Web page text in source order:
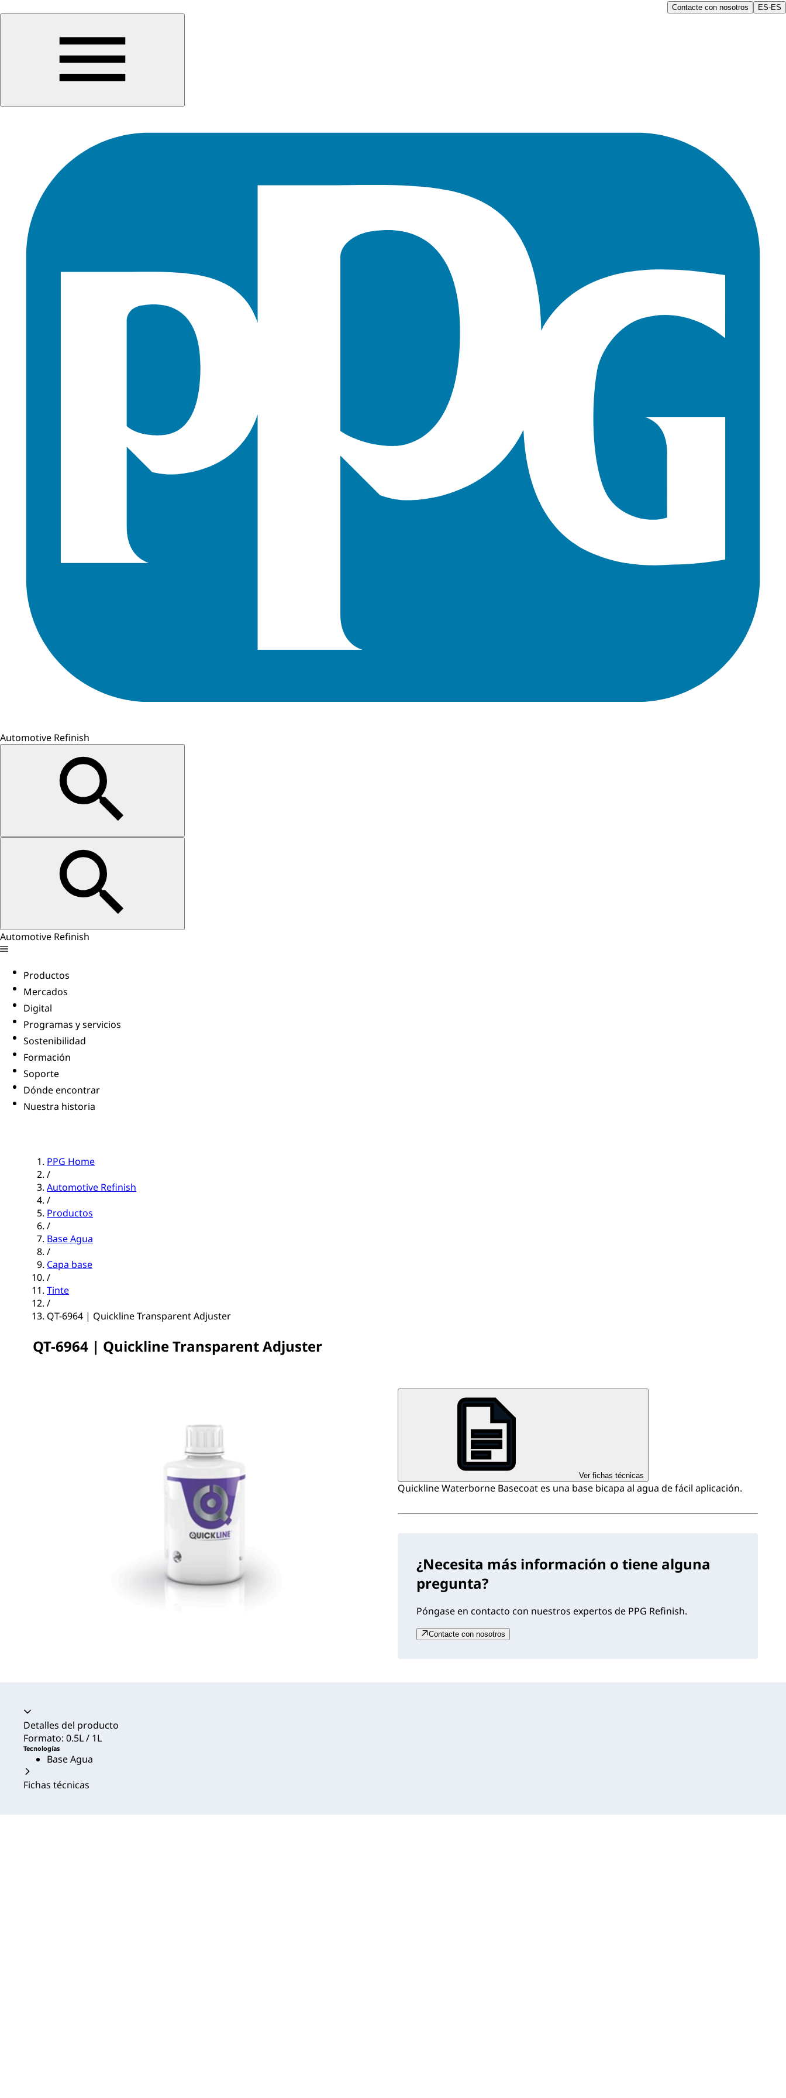
Contacte con nosotros ES-ES
Automotive Refinish
Automotive Refinish
Productos
Mercados
Digital
Programas y servicios
Sostenibilidad
Formación
Soporte
Dónde encontrar
Nuestra historia
PPG Home
/
Automotive Refinish
/
Productos
/
Base Agua
/
Capa base
/
Tinte
/
QT-6964 | Quickline Transparent Adjuster
QT-6964 | Quickline Transparent Adjuster
Ver fichas técnicas
Quickline Waterborne Basecoat es una base bicapa al agua de fácil aplicación.
¿Necesita más información o tiene alguna
pregunta?
Póngase en contacto con nuestros expertos de PPG Refinish.
Contacte con nosotros
Acordeón colapsado
Detalles del producto
Formato: 0.5L / 1L
Tecnologías
Base Agua
Fichas técnicas